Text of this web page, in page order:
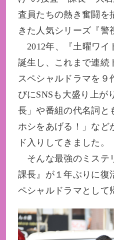
査員たちの熱き奮闘を
きた人気シリーズ『警
2012年、『土曜ワイ
誕生し、これまで連続
スペシャルドラマを９
びにSNSも大盛り上が
長」や番組の代名詞と
ホシをあげる！」など
ド入りしてきました。
そんな最強のミステ
課長』が１年ぶりに
ペシャルドラマとして